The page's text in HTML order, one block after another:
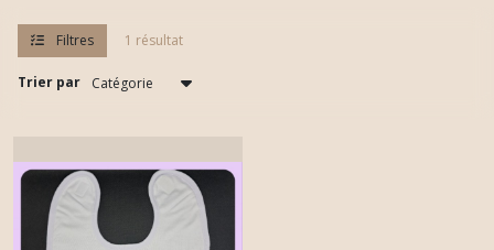
Filtres 1 résultat
Trier par